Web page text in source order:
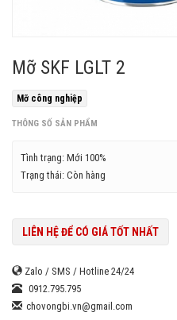
Mỡ SKF LGLT 2
Mỡ công nghiệp
THÔNG SỐ SẢN PHẨM
Tình trạng: Mới 100%
Trạng thái: Còn hàng
LIÊN HỆ ĐỂ CÓ GIÁ TỐT NHẤT
Zalo / SMS / Hotline 24/24
0912.795.795
chovongbi.vn@gmail.com